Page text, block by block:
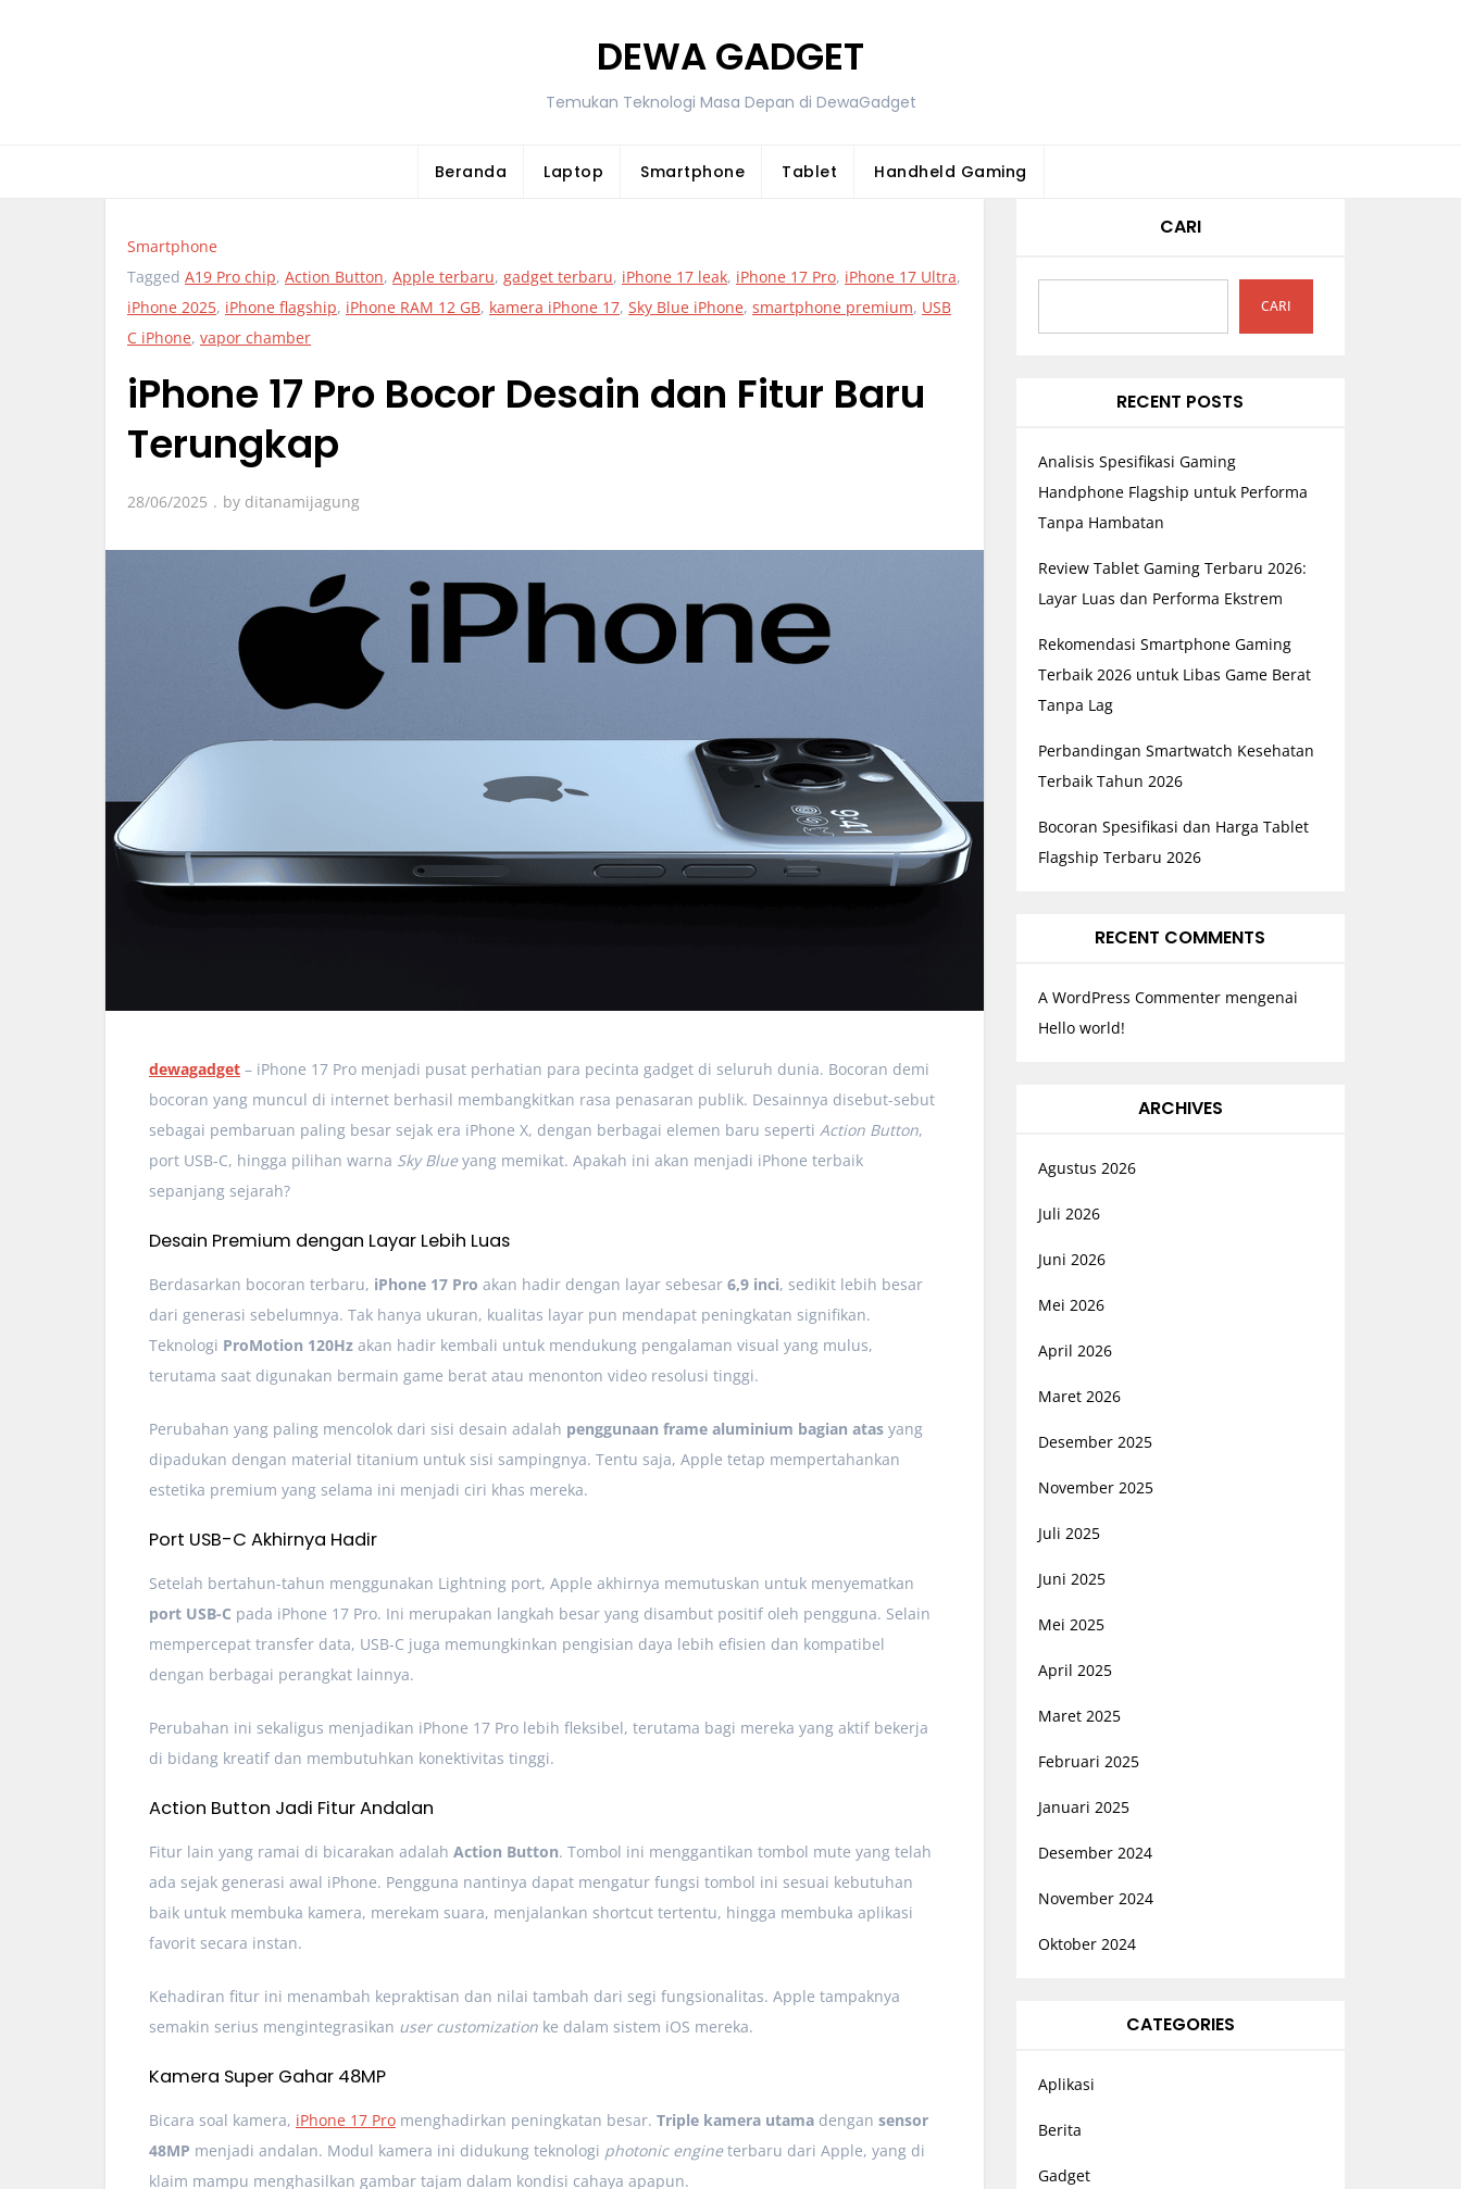
DEWA GADGET
Temukan Teknologi Masa Depan di DewaGadget
Beranda Laptop Smartphone Tablet Handheld Gaming
Smartphone
Tagged A19 Pro chip, Action Button, Apple terbaru, gadget terbaru, iPhone 17 leak, iPhone 17 Pro, iPhone 17 Ultra,
iPhone 2025, iPhone flagship, iPhone RAM 12 GB, kamera iPhone 17, Sky Blue iPhone, smartphone premium, USB
C iPhone, vapor chamber
iPhone 17 Pro Bocor Desain dan Fitur Baru
Terungkap
28/06/2025 by ditanamijagung
dewagadget – iPhone 17 Pro menjadi pusat perhatian para pecinta gadget di seluruh dunia. Bocoran demi
bocoran yang muncul di internet berhasil membangkitkan rasa penasaran publik. Desainnya disebut-sebut
sebagai pembaruan paling besar sejak era iPhone X, dengan berbagai elemen baru seperti Action Button,
port USB-C, hingga pilihan warna Sky Blueyang memikat. Apakah ini akan menjadi iPhone terbaik
sepanjang sejarah?
Desain Premium dengan Layar Lebih Luas
Berdasarkan bocoran terbaru, iPhone 17 Pro akan hadir dengan layar sebesar 6,9 inci, sedikit lebih besar
dari generasi sebelumnya. Tak hanya ukuran, kualitas layar pun mendapat peningkatan signifikan.
Teknologi ProMotion 120Hz akan hadir kembali untuk mendukung pengalaman visual yang mulus,
terutama saat digunakan bermain game berat atau menonton video resolusi tinggi.
Perubahan yang paling mencolok dari sisi desain adalah penggunaan frame aluminium bagian atas yang
dipadukan dengan material titanium untuk sisi sampingnya. Tentu saja, Apple tetap mempertahankan
estetika premium yang selama ini menjadi ciri khas mereka.
Port USB-C Akhirnya Hadir
Setelah bertahun-tahun menggunakan Lightning port, Apple akhirnya memutuskan untuk menyematkan
port USB-C pada iPhone 17 Pro. Ini merupakan langkah besar yang disambut positif oleh pengguna. Selain
mempercepat transfer data, USB-C juga memungkinkan pengisian daya lebih efisien dan kompatibel
dengan berbagai perangkat lainnya.
Perubahan ini sekaligus menjadikan iPhone 17 Pro lebih fleksibel, terutama bagi mereka yang aktif bekerja
di bidang kreatif dan membutuhkan konektivitas tinggi.
Action Button Jadi Fitur Andalan
Fitur lain yang ramai di bicarakan adalah Action Button. Tombol ini menggantikan tombol mute yang telah
ada sejak generasi awal iPhone. Pengguna nantinya dapat mengatur fungsi tombol ini sesuai kebutuhan
baik untuk membuka kamera, merekam suara, menjalankan shortcut tertentu, hingga membuka aplikasi
favorit secara instan.
Kehadiran fitur ini menambah kepraktisan dan nilai tambah dari segi fungsionalitas. Apple tampaknya
semakin serius mengintegrasikan user customization ke dalam sistem iOS mereka.
Kamera Super Gahar 48MP
Bicara soal kamera, iPhone 17 Pro menghadirkan peningkatan besar. Triple kamera utama dengan sensor
48MP menjadi andalan. Modul kamera ini didukung teknologi photonic engineterbaru dari Apple, yang di
klaim mampu menghasilkan gambar tajam dalam kondisi cahaya apapun.
CARI
CARI
RECENT POSTS
Analisis Spesifikasi Gaming
Handphone Flagship untuk Performa
Tanpa Hambatan
Review Tablet Gaming Terbaru 2026:
Layar Luas dan Performa Ekstrem
Rekomendasi Smartphone Gaming
Terbaik 2026 untuk Libas Game Berat
Tanpa Lag
Perbandingan Smartwatch Kesehatan
Terbaik Tahun 2026
Bocoran Spesifikasi dan Harga Tablet
Flagship Terbaru 2026
RECENT COMMENTS
A WordPress Commentermengenai
Hello world!
ARCHIVES
Agustus 2026
Juli 2026
Juni 2026
Mei 2026
April 2026
Maret 2026
Desember 2025
November 2025
Juli 2025
Juni 2025
Mei 2025
April 2025
Maret 2025
Februari 2025
Januari 2025
Desember 2024
November 2024
Oktober 2024
CATEGORIES
Aplikasi
Berita
Gadget